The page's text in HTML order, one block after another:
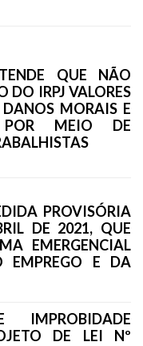
QUE NÃO
DO IRPJ VALORES
MORAIS E
POR MEIO DE
PROVISÓRIA
DE 2021, QUE
EMERGENCIAL
EMPREGO E DA
DE LEI Nº